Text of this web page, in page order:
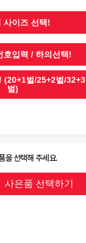
사이즈 선택!
호입력 / 하의선택!
(20+1벌/25+2벌/32+3
벌)
을 선택해 주세요.
사은품 선택하기